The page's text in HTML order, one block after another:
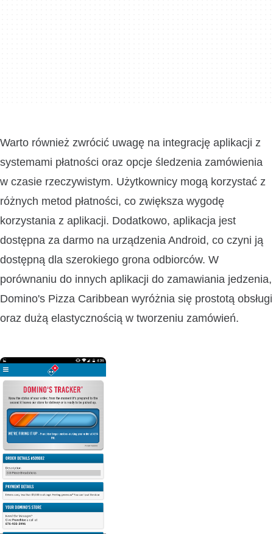
Warto również zwrócić uwagę na integrację aplikacji z
systemami płatności oraz opcje śledzenia zamówienia
w czasie rzeczywistym. Użytkownicy mogą korzystać z
różnych metod płatności, co zwiększa wygodę
korzystania z aplikacji. Dodatkowo, aplikacja jest
dostępna za darmo na urządzenia Android, co czyni ją
dostępną dla szerokiego grona odbiorców. W
porównaniu do innych aplikacji do zamawiania jedzenia,
Domino's Pizza Caribbean wyróżnia się prostotą obsługi
oraz dużą elastycznością w tworzeniu zamówień.